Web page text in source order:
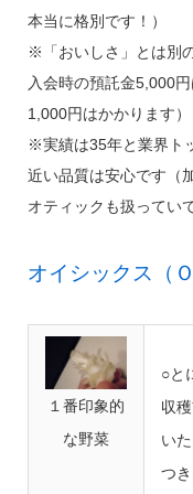
本当に格別です！）
※「おいしさ」とは別
入会時の預託金5,000
1,000円はかかります）
※実績は35年と業界ト
近い品質は安心です（
オティックも扱ってい
オイシックス（
１番印象的
な野菜
○と
収
い
つき